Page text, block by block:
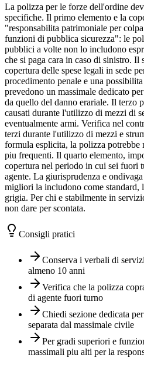
La polizza per le forze dell'ordine
specifiche. Il primo elemento e la
"responsabilita patrimoniale per
funzioni di pubblica sicurezza": le
pubblici a volte non lo includono
che si paga cara in caso di sinistro. Il
copertura delle spese legali in sede
procedimento penale e una
prevedono un massimale dedicato
da quello del danno erariale. Il terzo
causati durante l'utilizzo di mezzi di
eventualmente armi. Verifica nel
terzi durante l'utilizzo di mezzi e
formula esplicita, la polizza
piu frequenti. Il quarto elemento,
copertura nel periodo in cui sei fuori
agente. La giurisprudenza e
migliori la includono come standard,
grigia. Per chi e stabilmente in
non dare per scontata.
Consigli pratici
Conserva i verbali di
almeno 10 anni
Verifica che la polizza
di agente fuori turno
Chiedi sezione dedicata
separata dal massimale civile
Per gradi superiori e
massimali piu alti per la